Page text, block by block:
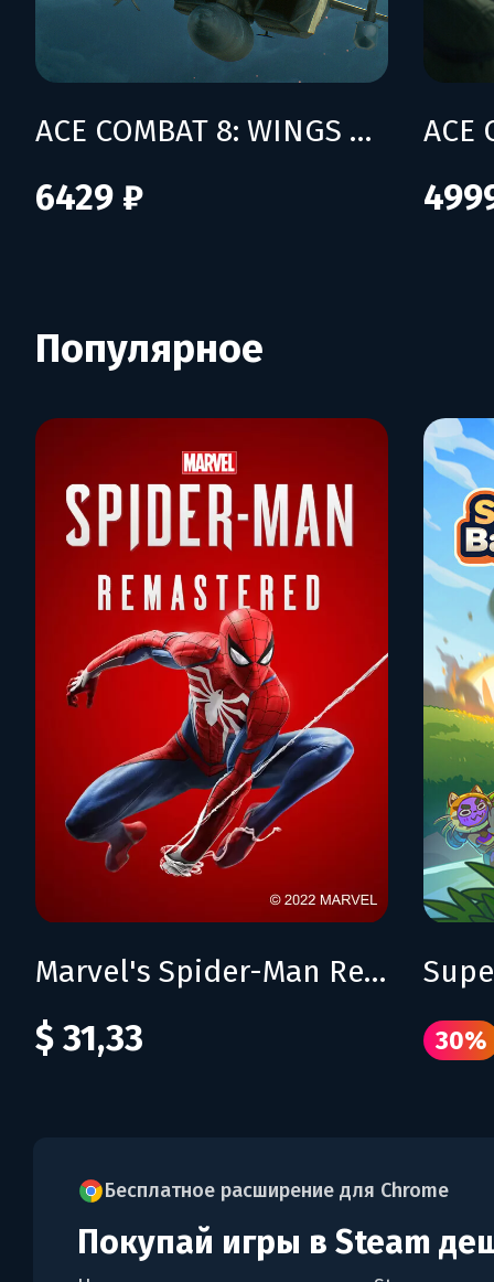
ACE COMBAT 8: WINGS OF THEVE - Deluxe Edition
6429 ₽
Популярное
Marvel's Spider-Man Remastered
$ 31,33 30%
Бесплатное расширение для Chrome
Покупай игры в Steam